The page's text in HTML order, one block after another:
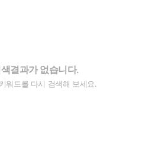
결과가 없습니다.
워드를 다시 검색해 보세요.